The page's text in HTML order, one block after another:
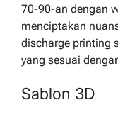
70-90-an dengan
menciptakan
discharge printing
yang sesuai
Sablon 3D